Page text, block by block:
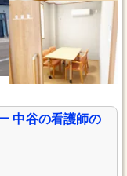
中谷の看護師の